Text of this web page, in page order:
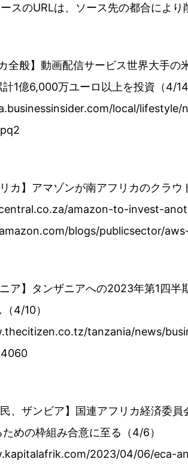
スのURLは、ソース先の都合により
全般】動画配信サービス世界大手
1億6,000万ユーロ以上を投資（4/14
local/
カ】アマゾンが南アフリカのクラ
amazon-to-invest-
blogs/publicsector/
ア】タンザニアへの2023年第1四
4/10）
tanzania/news/
、ザンビア】国連アフリカ経済委
めの枠組み合意に至る（4/6）
2023/04/06/eca-